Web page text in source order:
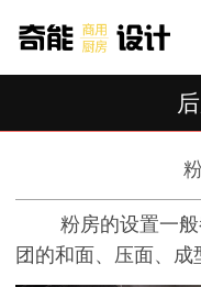
粉房的设置一般
团的和面、压面、成